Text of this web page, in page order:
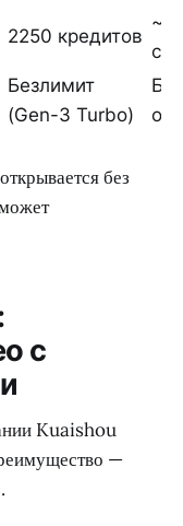
2250 кредитов
сек
Безлимит
(Gen-3 Turbo)
Без
без
с
Kuaishou
—